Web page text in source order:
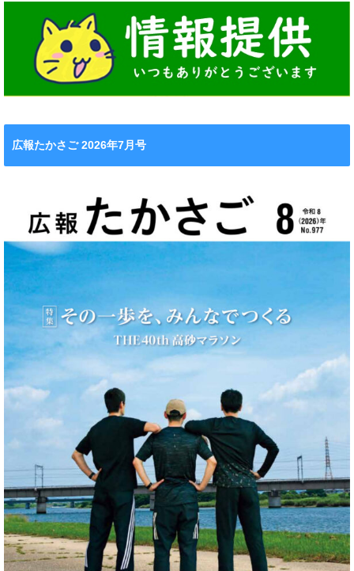
広報たかさご 2026年7月号